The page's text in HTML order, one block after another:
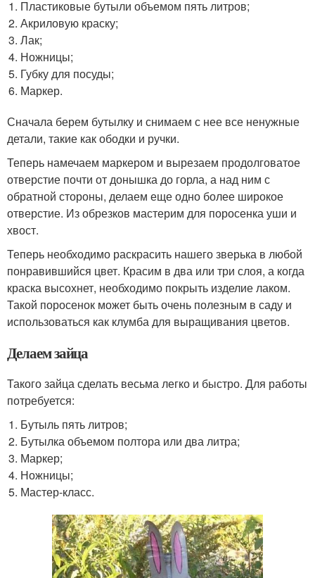
Пластиковые бутыли объемом пять литров;
Акриловую краску;
Лак;
Ножницы;
Губку для посуды;
Маркер.
Сначала берем бутылку и снимаем с нее все ненужные
детали, такие как ободки и ручки.
Теперь намечаем маркером и вырезаем продолговатое
отверстие почти от донышка до горла, а над ним с
обратной стороны, делаем еще одно более широкое
отверстие. Из обрезков мастерим для поросенка уши и
хвост.
Теперь необходимо раскрасить нашего зверька в любой
понравившийся цвет. Красим в два или три слоя, а когда
краска высохнет, необходимо покрыть изделие лаком.
Такой поросенок может быть очень полезным в саду и
использоваться как клумба для выращивания цветов.
Делаем зайца
Такого зайца сделать весьма легко и быстро. Для работы
потребуется:
Бутыль пять литров;
Бутылка объемом полтора или два литра;
Маркер;
Ножницы;
Мастер-класс.